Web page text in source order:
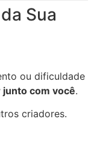
Sua
ou dificuldade
com você.
criadores.